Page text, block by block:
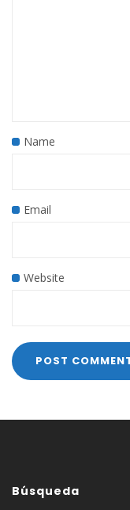
Name
Email
Website
Búsqueda